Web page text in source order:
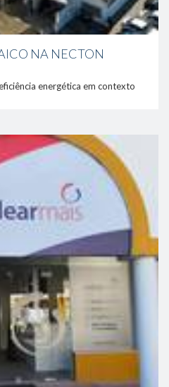
NA NECTON
energética em contexto